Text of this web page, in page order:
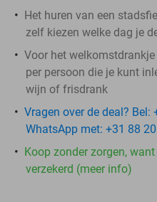
Het huren van een
zelf kiezen welke dag je
Voor het
per persoon die je kunt
wijn of frisdrank
Vragen over de deal?
WhatsApp met: +31 88
Koop zonder zorgen,
verzekerd (meer info)